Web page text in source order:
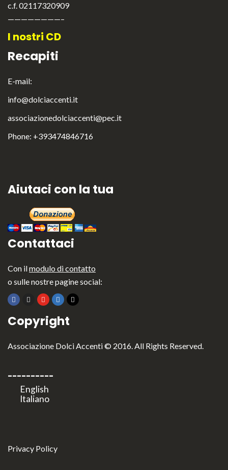
c.f. 02117320909
————————–
I nostri CD
Recapiti
E-mail:
info@dolciaccenti.it
associazionedolciaccenti@pec.it
Phone: +393474846716
Aiutaci con la tua
Contattaci
Con ilmodulo di contatto
o sulle nostre pagine social:
Copyright
Associazione Dolci Accenti © 2016. All Rights Reserved.
----------
Privacy Policy